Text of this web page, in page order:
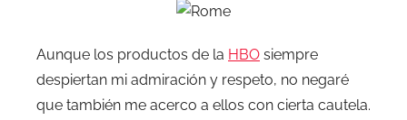
Aunque los productos de la HBO siempre
despiertan mi admiración y respeto, no negaré
que también me acerco a ellos con cierta cautela.